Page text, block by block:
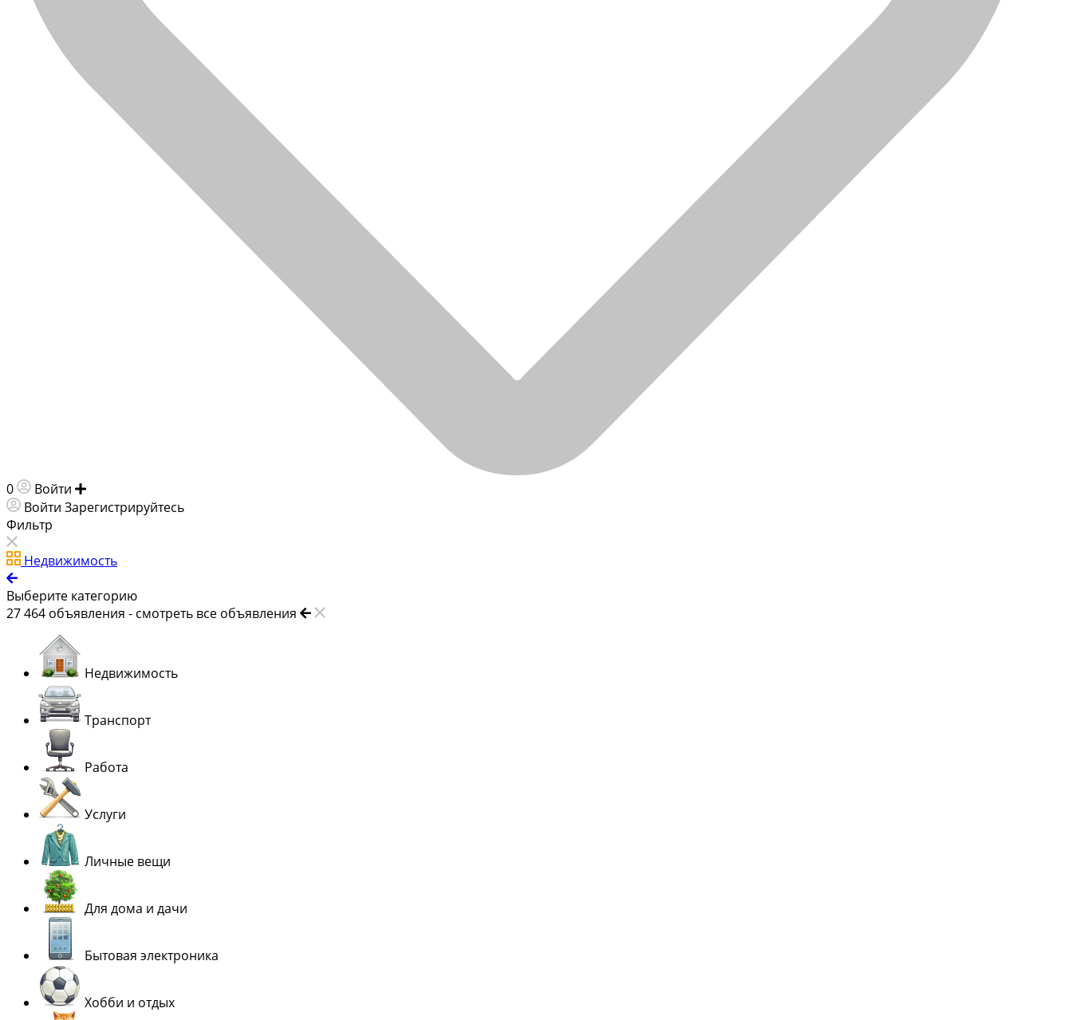
0 Войти
Войти Зарегистрируйтесь
Фильтр
Недвижимость
Выберите категорию
27 464 объявления - смотреть все объявления
Недвижимость
Транспорт
Работа
Услуги
Личные вещи
Для дома и дачи
Бытовая электроника
Хобби и отдых